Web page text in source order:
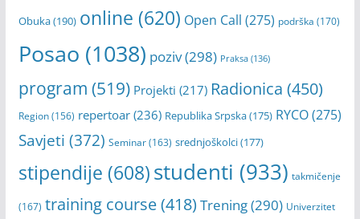
Obuka(190) online (620) Open Call (275) podrška (170)
Posao (1038) poziv(298) Praksa(136)
program (519) Projekti (217) Radionica (450)
Region(156) repertoar(236) Republika Srpska(175) RYCO(275)
Savjeti (372) Seminar(163) srednjoškolci(177)
stipendije (608)studenti (933) takmičenje
(167) training course(418) Trening(290) Univerzitet